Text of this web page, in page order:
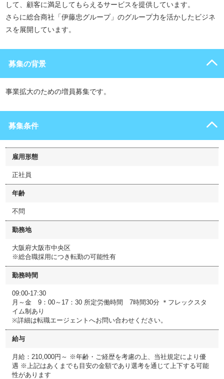
して、顧客に満足してもらえるサービスを提供しています。
さらに総合商社「伊藤忠グループ」のグループ力を活かしたビジネ
スを展開しています。
募集の背景
事業拡大のための増員募集です。
募集条件
雇用形態
正社員
年齢
不問
勤務地
大阪府大阪市中央区
※総合職採用につき転勤の可能性有
勤務時間
09:00-17:30
月～金 9：00～17：30 所定労働時間 7時間30分 ＊フレックスタ
イム制あり
※詳細は転職エージェントへお問い合わせください。
給与
月給：210,000円～ ※年齢・ご経歴を考慮の上、当社規定により優
遇 ※上記はあくまでも目安の金額であり選考を通じて上下する可能
性があります